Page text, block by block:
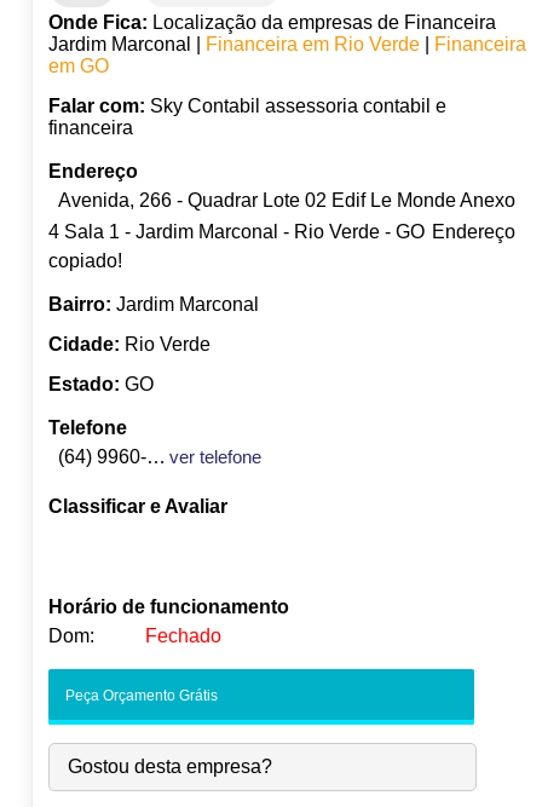
Onde Fica: Localização da empresas de Financeira
Jardim Marconal |
Financeira em Rio Verde|
Financeira
em GO
Falar com: Sky Contabil assessoria contabil e
financeira
Endereço
Avenida, 266 - Quadrar Lote 02 Edif Le Monde Anexo
4 Sala 1 - Jardim Marconal - Rio Verde - GO Endereço
copiado!
Bairro: Jardim Marconal
Cidade: Rio Verde
Estado: GO
Telefone
(64) 9960-8013
ver telefone
Classificar e Avaliar
Horário de funcionamento
Dom:
Fechado
-
Qua:
09:00-18:00
Qui:
09:00-18:00
Peça Orçamento Grátis
Gostou desta empresa?